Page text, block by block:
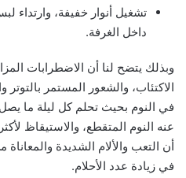
تشغيل أنوار خفيفة، وارتداء
داخل الغرفة.
وبذلك يتضح لنا أن الاضطرابات
الاكتئاب، والشعور المستمر
في النوم بحيث تحلم كل ليلة ما
عنه النوم المتقطع، والاستيقاظ
أن التعب والألام الشديدة
في زيادة عدد الأحلام.